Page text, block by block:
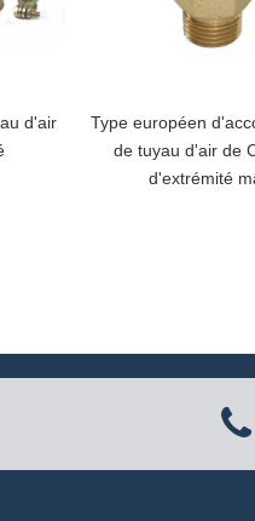
d'air
Type européen
de tuyau d'air de
d'extrémité